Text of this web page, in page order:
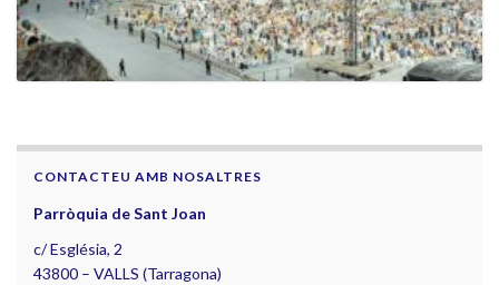
CONTACTEU AMB NOSALTRES
Parròquia de Sant Joan
c/ Església, 2
43800 – VALLS (Tarragona)